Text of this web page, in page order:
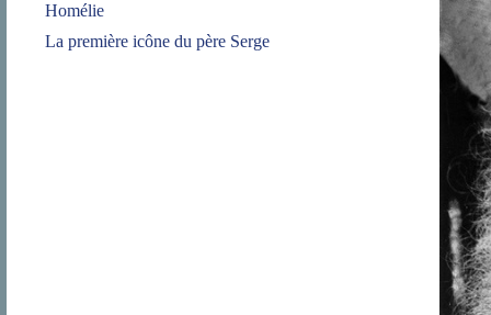
Homélie
La première icône du père Serge